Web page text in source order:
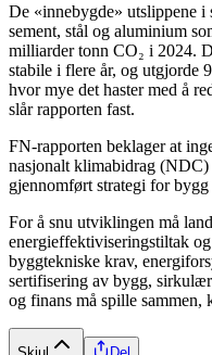
De «innebygde» utslippene i
sement, stål og aluminium
milliarder tonn CO₂ i 2024.
stabile i flere år, og utgjorde
hvor mye det haster med å
slår rapporten fast.
FN-rapporten beklager at
nasjonalt klimabidrag (NDC)
gjennomført strategi for bygg
For å snu utviklingen må
energieffektiviseringstiltak
byggtekniske krav,
sertifisering av bygg,
og finans må spille sammen,